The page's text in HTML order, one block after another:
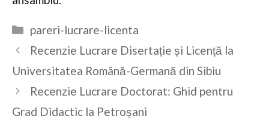
Categorii
pareri-lucrare-licenta
Recenzie Lucrare Disertație și Licență la
Universitatea Română-Germană din Sibiu
Recenzie Lucrare Doctorat: Ghid pentru
Grad Didactic la Petroșani